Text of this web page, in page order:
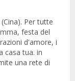
Per tutte
festa del
d'amore, i
casa tua. in
una rete di